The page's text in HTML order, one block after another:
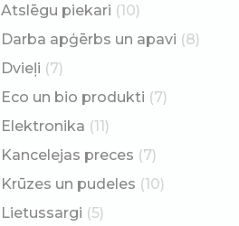
Atslēgu piekari (10)
Darba apģērbs un apavi (8)
Dvieļi (7)
Eco un bio produkti (7)
Elektronika (11)
Kancelejas preces (7)
Krūzes un pudeles (10)
Lietussargi (5)